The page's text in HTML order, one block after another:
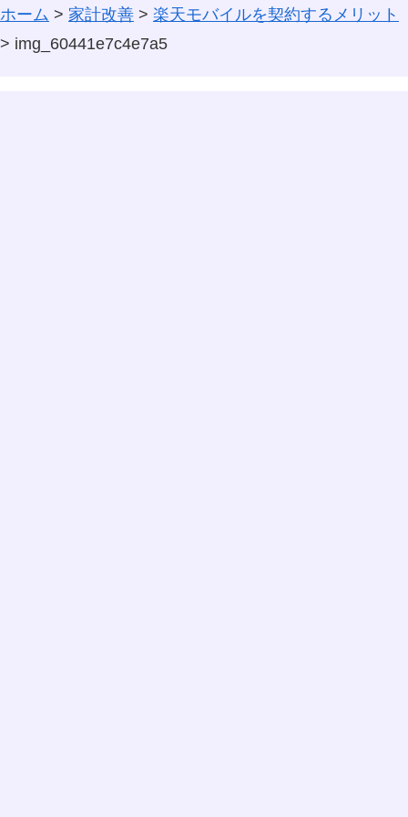
ホーム > 家計改善 > 楽天モバイルを契約するメリット
> img_60441e7c4e7a5